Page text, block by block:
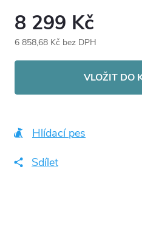
8 299 Kč
6 858,68 Kč bez DPH
VLOŽIT DO
Hlídací pes
Sdílet